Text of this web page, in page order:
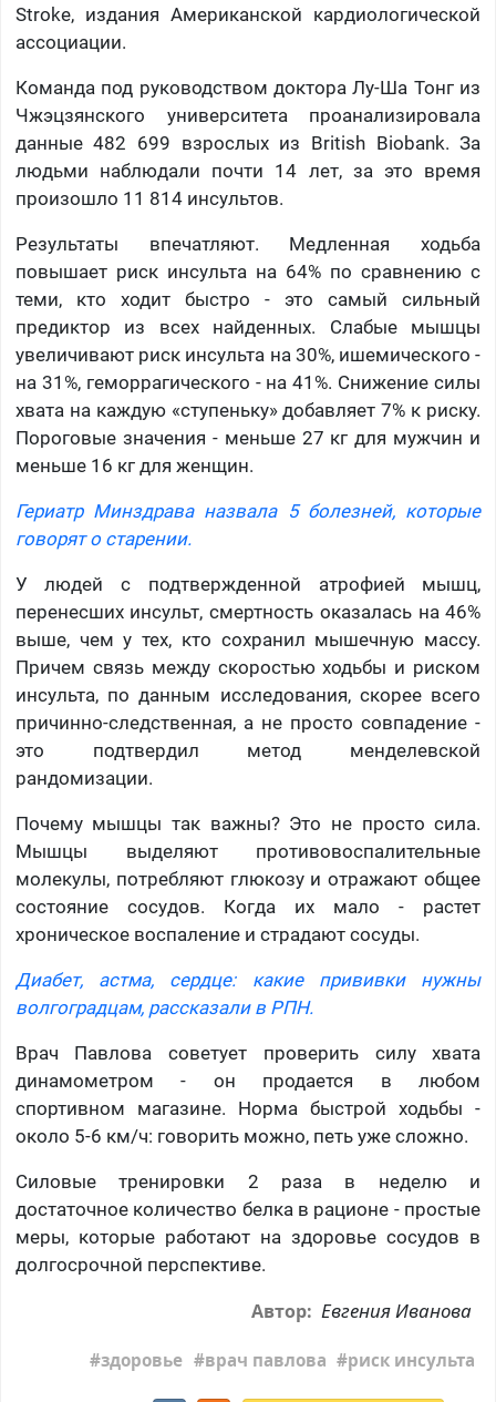
Stroke, издания Американской кардиологической
ассоциации.
Команда под руководством доктора Лу-Ша Тонг из
Чжэцзянского университета проанализировала
данные 482 699 взрослых из British Biobank. За
людьми наблюдали почти 14 лет, за это время
произошло 11 814 инсультов.
Результаты впечатляют. Медленная ходьба
повышает риск инсульта на 64% по сравнению с
теми, кто ходит быстро - это самый сильный
предиктор из всех найденных. Слабые мышцы
увеличивают риск инсульта на 30%, ишемического -
на 31%, геморрагического - на 41%. Снижение силы
хвата на каждую «ступеньку» добавляет 7% к риску.
Пороговые значения - меньше 27 кг для мужчин и
меньше 16 кг для женщин.
Гериатр Минздрава назвала 5 болезней, которые
говорят о старении.
У людей с подтвержденной атрофией мышц,
перенесших инсульт, смертность оказалась на 46%
выше, чем у тех, кто сохранил мышечную массу.
Причем связь между скоростью ходьбы и риском
инсульта, по данным исследования, скорее всего
причинно-следственная, а не просто совпадение -
это подтвердил метод менделевской
рандомизации.
Почему мышцы так важны? Это не просто сила.
Мышцы выделяют противовоспалительные
молекулы, потребляют глюкозу и отражают общее
состояние сосудов. Когда их мало - растет
хроническое воспаление и страдают сосуды.
Диабет, астма, сердце: какие прививки нужны
волгоградцам, рассказали в РПН.
Врач Павлова советует проверить силу хвата
динамометром - он продается в любом
спортивном магазине. Норма быстрой ходьбы -
около 5-6 км/ч: говорить можно, петь уже сложно.
Силовые тренировки 2 раза в неделю и
достаточное количество белка в рационе - простые
меры, которые работают на здоровье сосудов в
долгосрочной перспективе.
Автор: Евгения Иванова
здоровье врач павлова риск инсульта